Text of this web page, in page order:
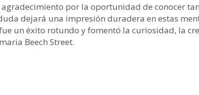
por la oportunidad de conocer
dejará una impresión duradera en estas
un éxito rotundo y fomentó la curiosidad, la
Beech Street.